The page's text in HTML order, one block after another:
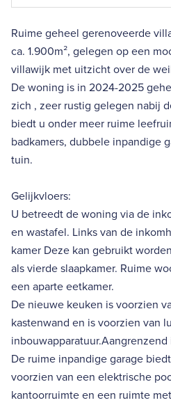
Ruime geheel gerenoveerde
ca. 1.900m², gelegen op een
villawijk met uitzicht over de
De woning is in 2024-2025
zich , zeer rustig gelegen nabij
biedt u onder meer ruime
badkamers, dubbele inpandige
tuin.
Gelijkvloers:
U betreedt de woning via de
en wastafel. Links van de
kamer Deze kan gebruikt
als vierde slaapkamer. Ruime
een aparte eetkamer.
De nieuwe keuken is voorzien
kastenwand en is voorzien van
De ruime inpandige garage
voorzien van een elektrische
kantoorruimte en een ruimte